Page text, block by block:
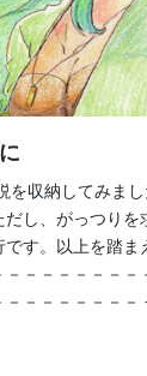
を収納してみま
し、がっつりを
す。以上を踏ま
－－－－－－－
－－－－－－－